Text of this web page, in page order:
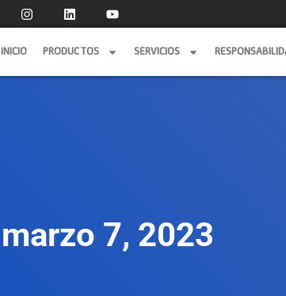
INICIO PRODUCTOS SERVICIOS
marzo 7, 2023